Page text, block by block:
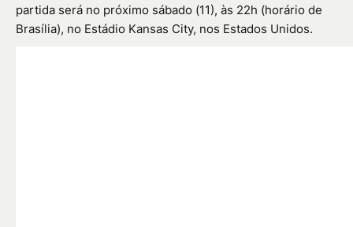
partida será no próximo sábado (11), às 22h (horário de
Brasília), no Estádio Kansas City, nos Estados Unidos.